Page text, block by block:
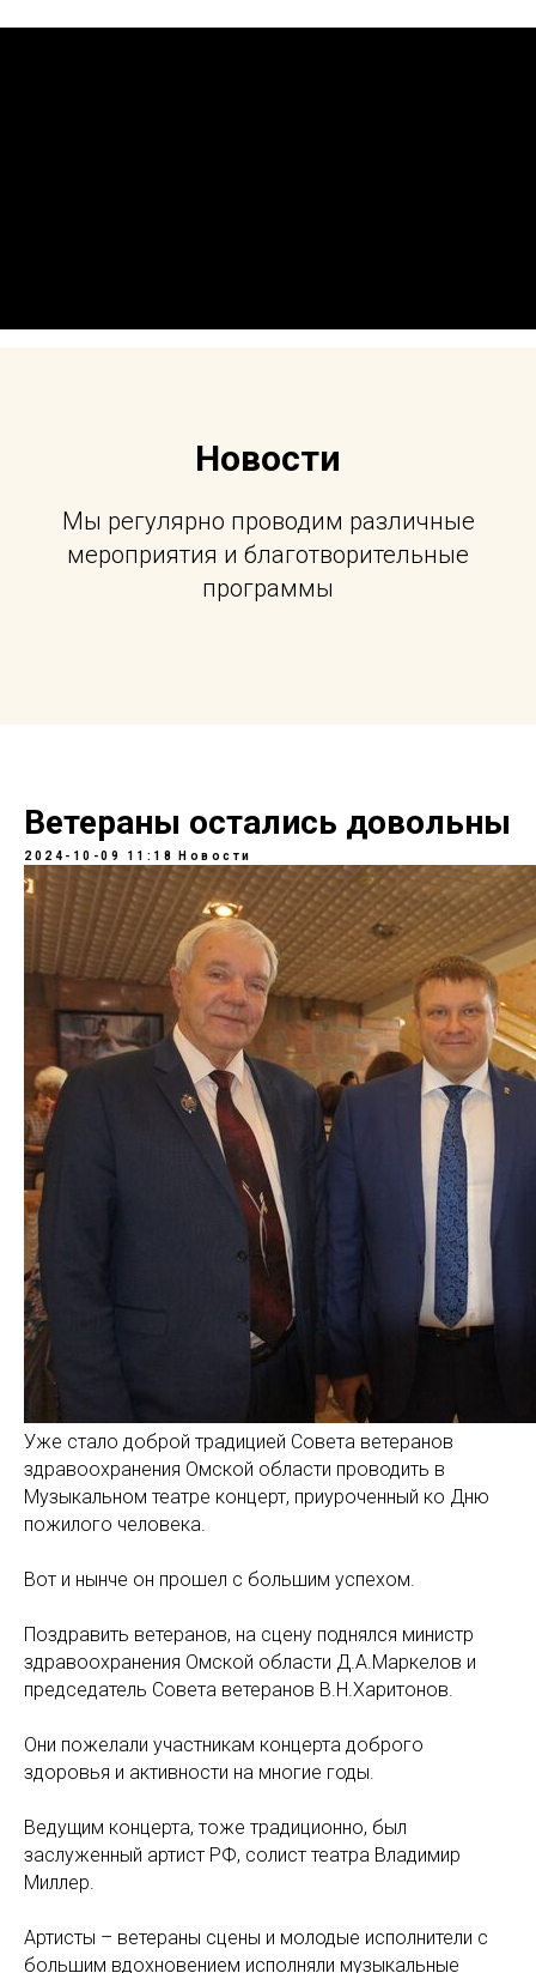
Новости
Мы регулярно проводим различные
мероприятия и благотворительные
программы
Ветераны остались довольны
2024-10-09 11:18 Новости
Уже стало доброй традицией Совета ветеранов
здравоохранения Омской области проводить в
Музыкальном театре концерт, приуроченный ко Дню
пожилого человека.
Вот и нынче он прошел с большим успехом.
Поздравить ветеранов, на сцену поднялся министр
здравоохранения Омской области Д.А.Маркелов и
председатель Совета ветеранов В.Н.Харитонов.
Они пожелали участникам концерта доброго
здоровья и активности на многие годы.
Ведущим концерта, тоже традиционно, был
заслуженный артист РФ, солист театра Владимир
Миллер.
Артисты – ветераны сцены и молодые исполнители с
большим вдохновением исполняли музыкальные